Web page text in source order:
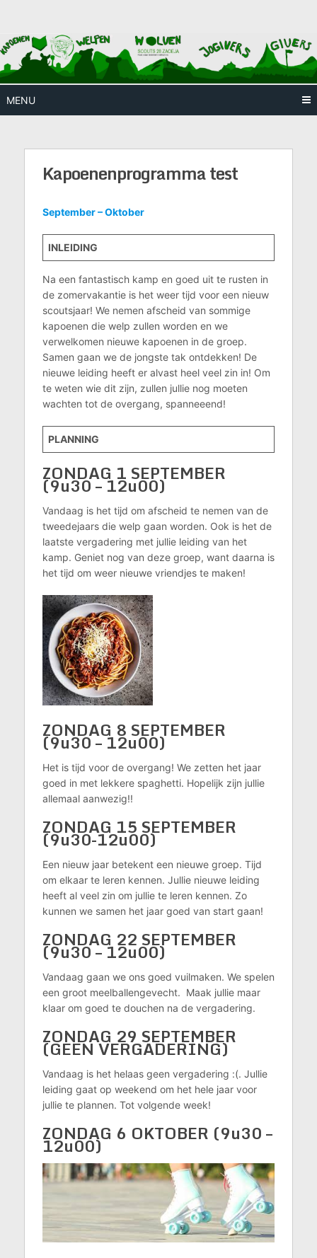
content
Scouts
28
Zaoeja
MENU
Kapoenenprogramma test
September – Oktober
INLEIDING
Na een fantastisch kamp en goed uit te rusten in
de zomervakantie is het weer tijd voor een nieuw
scoutsjaar! We nemen afscheid van sommige
kapoenen die welp zullen worden en we
verwelkomen nieuwe kapoenen in de groep.
Samen gaan we de jongste tak ontdekken! De
nieuwe leiding heeft er alvast heel veel zin in! Om
te weten wie dit zijn, zullen jullie nog moeten
wachten tot de overgang, spanneeend!
PLANNING
ZONDAG 1 SEPTEMBER
(9u30 – 12u00)
Vandaag is het tijd om afscheid te nemen van de
tweedejaars die welp gaan worden. Ook is het de
laatste vergadering met jullie leiding van het
kamp. Geniet nog van deze groep, want daarna is
het tijd om weer nieuwe vriendjes te maken!
ZONDAG 8 SEPTEMBER
(9u30 – 12u00)
Het is tijd voor de overgang! We zetten het jaar
goed in met lekkere spaghetti. Hopelijk zijn jullie
allemaal aanwezig!!
ZONDAG 15 SEPTEMBER
(9u30-12u00)
Een nieuw jaar betekent een nieuwe groep. Tijd
om elkaar te leren kennen. Jullie nieuwe leiding
heeft al veel zin om jullie te leren kennen. Zo
kunnen we samen het jaar goed van start gaan!
ZONDAG 22 SEPTEMBER
(9u30 – 12u00)
Vandaag gaan we ons goed vuilmaken. We spelen
een groot meelballengevecht. Maak jullie maar
klaar om goed te douchen na de vergadering.
ZONDAG 29 SEPTEMBER
(GEEN VERGADERING)
Vandaag is het helaas geen vergadering :(. Jullie
leiding gaat op weekend om het hele jaar voor
jullie te plannen. Tot volgende week!
ZONDAG 6 OKTOBER (9u30 –
12u00)